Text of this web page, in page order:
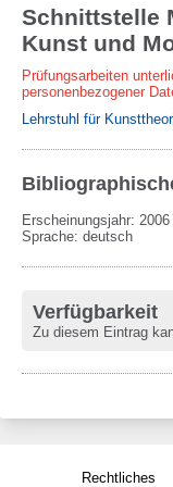
Schnittstelle
Kunst und
Prüfungsarbeiten
personenbezogener
Lehrstuhl für
Erscheinungsjahr: 2006
Sprache: deutsch
Verfügbarkeit
Zu diesem Eintrag
Rechtliches